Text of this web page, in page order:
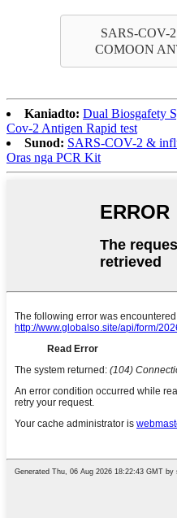
SARS-COV-
COMOON
Kaniadto: Dual Biosgafety
Cov-2 Antigen Rapid test
Sunod: SARS-COV-2 &
Oras nga PCR Kit